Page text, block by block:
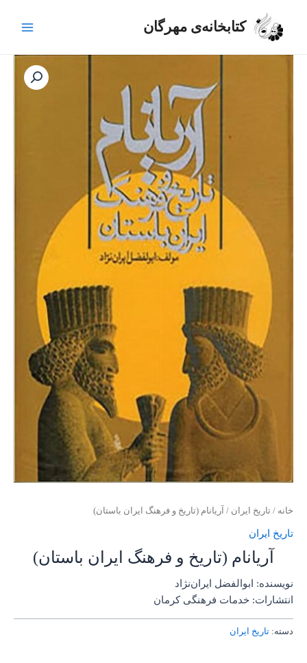
کتابخانه‌ی مهرگان
خانه / تاریخ ایران / آریانام (تاریخ و فرهنگ ایران باستان)
تاریخ ایران
آریانام (تاریخ و فرهنگ ایران باستان)
نویسنده: ابوالفضل ایران‌نژاد
انتشارات: خدمات فرهنگی کرمان
دسته: تاریخ ایران